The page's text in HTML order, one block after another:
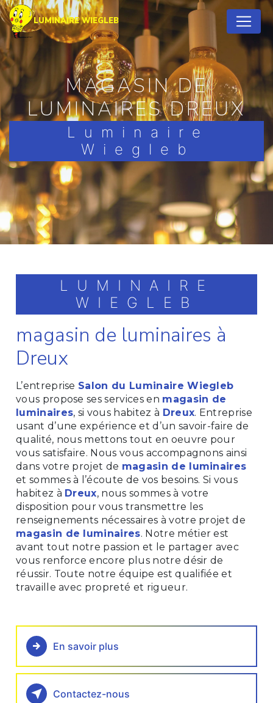
LUMINAIRE WIEGLEB
MAGASIN DE
LUMINAIRES DREUX
Luminaire
Wiegleb
LUMINAIRE
WIEGLEB
magasin de luminaires à
Dreux
L’entreprise Salon du Luminaire Wiegleb
vous propose ses services en magasin de
luminaires, si vous habitez à Dreux. Entreprise
usant d’une expérience et d’un savoir-faire de
qualité, nous mettons tout en oeuvre pour
vous satisfaire. Nous vous accompagnons ainsi
dans votre projet de magasin de luminaires
et sommes à l’écoute de vos besoins. Si vous
habitez à Dreux, nous sommes à votre
disposition pour vous transmettre les
renseignements nécessaires à votre projet de
magasin de luminaires. Notre métier est
avant tout notre passion et le partager avec
vous renforce encore plus notre désir de
réussir. Toute notre équipe est qualifiée et
travaille avec propreté et rigueur.
En savoir plus
Contactez-nous
Panneau de gestion des cookies